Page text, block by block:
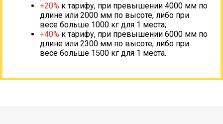
+20% к тарифу, при превышении 4000 мм по
длине или 2000 мм по высоте, либо при
весе больше 1000 кг для 1 места;
+40% к тарифу, при превышении 6000 мм по
длине или 2300 мм по высоте, либо при
весе больше 1500 кг для 1 места.